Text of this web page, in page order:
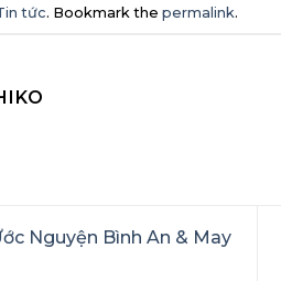
tức. Bookmark thepermalink.
Nguyện Bình An & May